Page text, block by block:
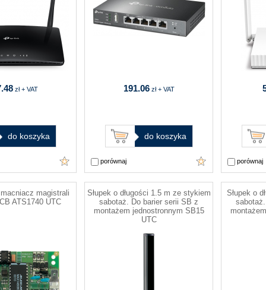
zł + VAT
do koszyka
191.06 zł + VAT
do koszyka
porównaj porównaj
magistrali
ATS1740 UTC
Słupek o długości 1.5 m ze stykiem
sabotaż. Do barier serii SB z
montażem jednostronnym SB15
UTC
Słupek o